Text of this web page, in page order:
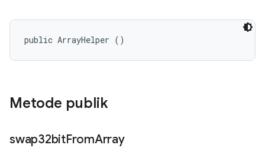
public ArrayHelper ()
Metode publik
swap32bitFromArray